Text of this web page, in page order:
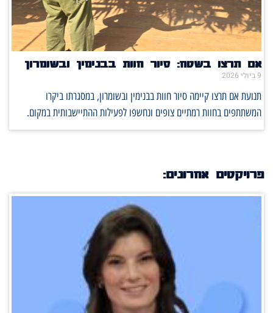
אם תרצו בשטח: סיור חוות בבנימין ובשומרון
9 ביולי 2026
תנועת אם תרצו קיימה סיור חוות בבנימין ובשומרון, במסגרתו ביקרו
המשתתפים בחוות רמתיים צופים ונחשפו לפעילות ההתיישבותית במקום.
פרויקטים אחרונים: